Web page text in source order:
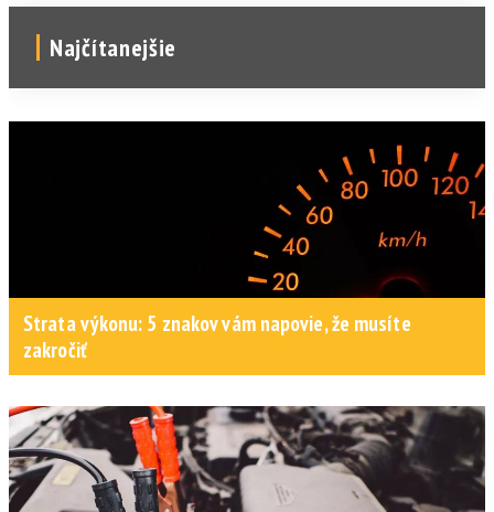
Najčítanejšie
Strata výkonu: 5 znakov vám napovie, že musíte
zakročiť